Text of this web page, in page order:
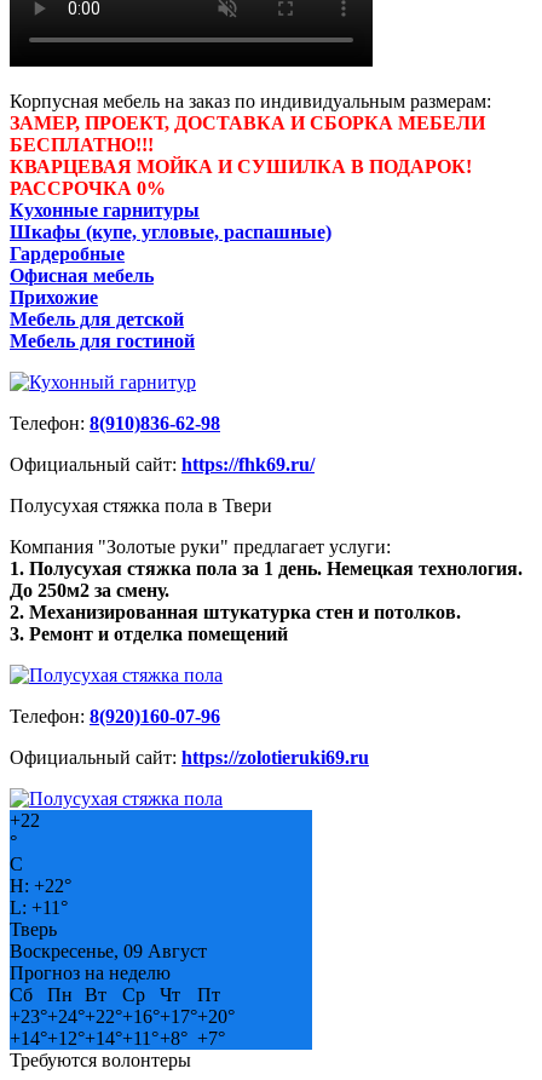
Корпусная мебель на заказ по индивидуальным размерам:
ЗАМЕР, ПРОЕКТ, ДОСТАВКА И СБОРКА МЕБЕЛИ
БЕСПЛАТНО!!!
КВАРЦЕВАЯ МОЙКА И СУШИЛКА В ПОДАРОК!
РАССРОЧКА 0%
Кухонные гарнитуры
Шкафы (купе, угловые, распашные)
Гардеробные
Офисная мебель
Прихожие
Мебель для детской
Мебель для гостиной
Телефон: 8(910)836-62-98
Официальный сайт: https://fhk69.ru/
Полусухая стяжка пола в Твери
Компания "Золотые руки" предлагает услуги:
1. Полусухая стяжка пола за 1 день. Немецкая технология.
До 250м2 за смену.
2. Механизированная штукатурка стен и потолков.
3. Ремонт и отделка помещений
Телефон: 8(920)160-07-96
Официальный сайт: https://zolotieruki69.ru
+22
°
C
H: +22°
L: +11°
Тверь
Воскресенье, 09 Август
Прогноз на неделю
Сб
Пн Вт Ср Чт
Пт
+23°+24°+22°+16°+17°+20°
+14°+12°+14°+11°+8° +7°
Требуются волонтеры